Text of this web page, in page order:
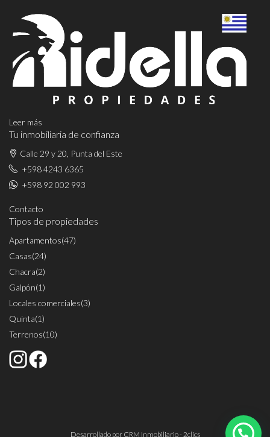
Leer más
Tu inmobiliaria de confianza
Calle 29 y 20, Punta del Este
+598 4243 6365
+598 92 002 993
Contacto
Tipos de propiedades
Apartamentos(47)
Casas(24)
Chacra(2)
Galpón(1)
Locales comerciales(3)
Quinta(1)
Terrenos(10)
Desarrollado por CRM Inmobiliario - 2clics